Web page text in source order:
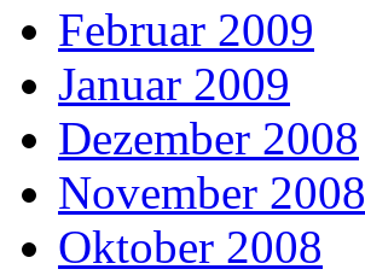
Februar 2009
Januar 2009
Dezember 2008
November 2008
Oktober 2008